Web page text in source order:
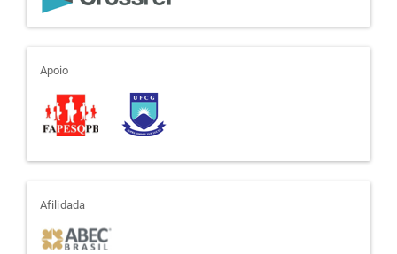
apoio
Apoio
afiliada
Afilidada